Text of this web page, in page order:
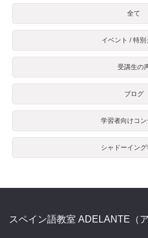
全て
イベント / 特別
受講生の
ブログ
学習者向けコン
シャドーイン
スペイン語教室 ADELANTE（ア